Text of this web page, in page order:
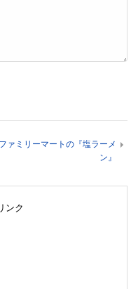
ファミリーマートの『塩ラーメ
ン』
ンク